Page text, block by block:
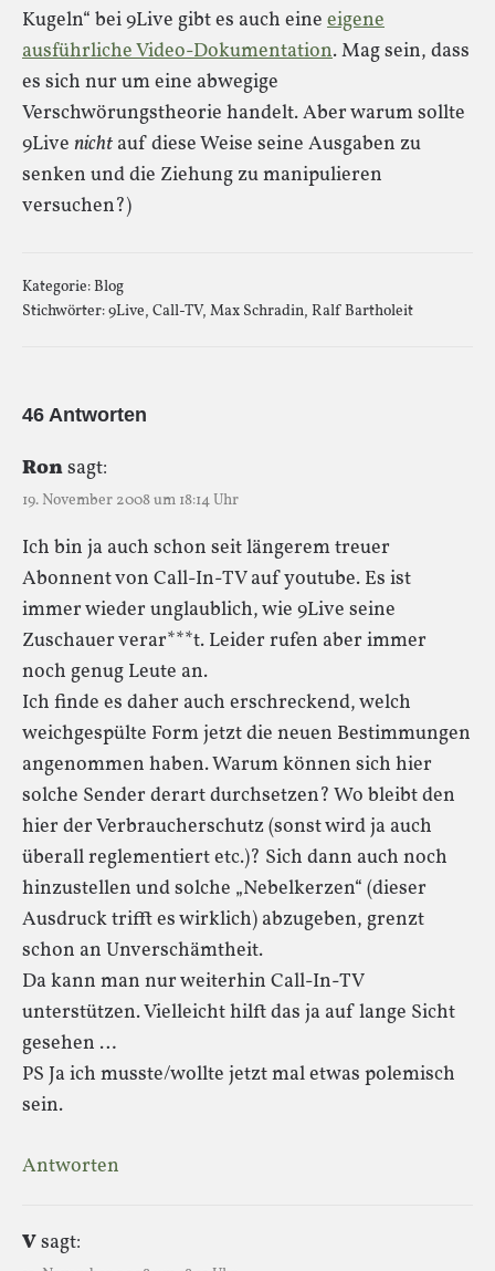
Kugeln“ bei 9Live gibt es auch eine eigene
ausführliche Video-Dokumentation. Mag sein, dass
es sich nur um eine abwegige
Verschwörungstheorie handelt. Aber warum sollte
9Live nicht auf diese Weise seine Ausgaben zu
senken und die Ziehung zu manipulieren
versuchen?)
Kategorie:Blog
Stichwörter:9Live, Call-TV, Max Schradin, Ralf Bartholeit
46 Antworten
Ronsagt:
19. November 2008 um 18:14 Uhr
Ich bin ja auch schon seit längerem treuer
Abonnent von Call-In-TV auf youtube. Es ist
immer wieder unglaublich, wie 9Live seine
Zuschauer verar***t. Leider rufen aber immer
noch genug Leute an.
Ich finde es daher auch erschreckend, welch
weichgespülte Form jetzt die neuen Bestimmungen
angenommen haben. Warum können sich hier
solche Sender derart durchsetzen? Wo bleibt den
hier der Verbraucherschutz (sonst wird ja auch
überall reglementiert etc.)? Sich dann auch noch
hinzustellen und solche „Nebelkerzen“ (dieser
Ausdruck trifft es wirklich) abzugeben, grenzt
schon an Unverschämtheit.
Da kann man nur weiterhin Call-In-TV
unterstützen. Vielleicht hilft das ja auf lange Sicht
gesehen …
PS Ja ich musste/wollte jetzt mal etwas polemisch
sein.
Antworten
Vsagt: